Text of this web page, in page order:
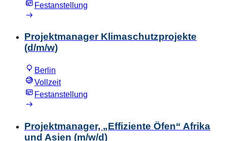
Festanstellung
Projektmanager Klimaschutzprojekte
(d/m/w)
Berlin
Vollzeit
Festanstellung
Projektmanager, „Effiziente Öfen“ Afrika
und Asien (m/w/d)